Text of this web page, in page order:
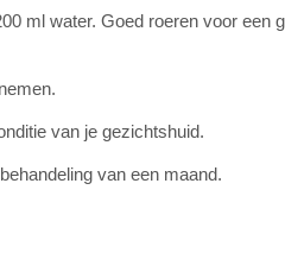
ml water. Goed roeren voor een
van je gezichtshuid.
van een maand.